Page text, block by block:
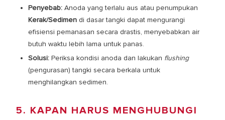
Penyebab: Anoda yang terlalu aus atau penumpukan
Kerak/Sedimen di dasar tangki dapat mengurangi
efisiensi pemanasan secara drastis, menyebabkan air
butuh waktu lebih lama untuk panas.
Solusi: Periksa kondisi anoda dan lakukan flushing
(pengurasan) tangki secara berkala untuk
menghilangkan sedimen.
5. KAPAN HARUS MENGHUBUNGI